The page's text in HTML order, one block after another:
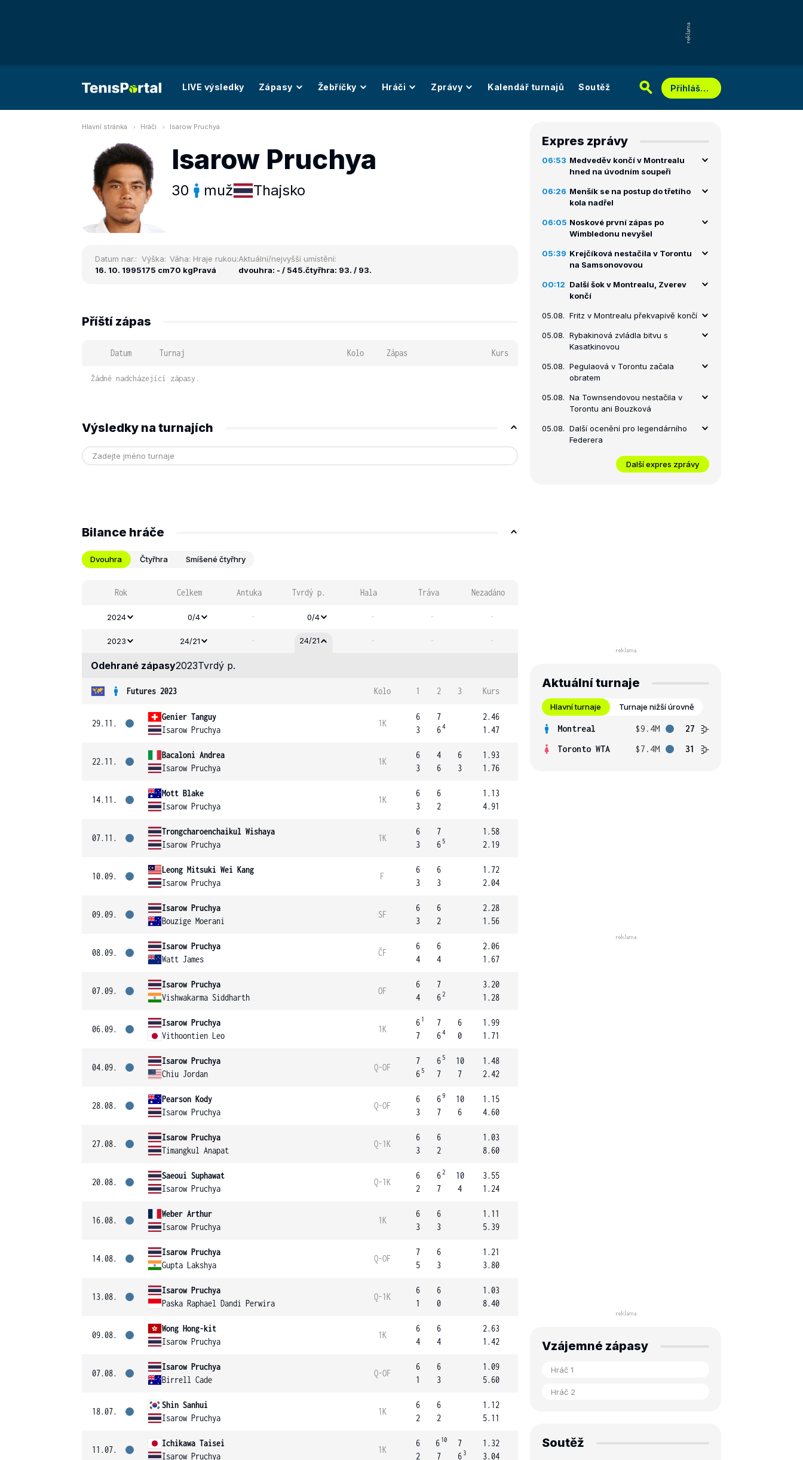
LIVE výsledky Zápasy Žebříčky Hráči Zprávy Kalendář turnajů Soutěž Přihlášení
Hlavní stránka Hráči Isarow Pruchya
Isarow Pruchya
30 muž Thajsko
Datum nar.:
16. 10. 1995
Výška:
175 cm
Váha:
70 kg
Hraje rukou:
Pravá
Aktuální/nejvyšší umístění:
dvouhra: - / 545.čtyřhra: 93. / 93.
Příští zápas
Datum Turnaj Kolo Zápas Kurs
Žádné nadcházející zápasy.
Výsledky na turnajích
Bilance hráče
Dvouhra Čtyřhra Smíšené čtyřhry
Rok Celkem Antuka Tvrdý p. Hala Tráva Nezadáno
2024 0/4 - 0/4 - - -
2023 24/21 - 24/21 - - -
Odehrané zápasy2023Tvrdý p.
Futures 2023 Kolo 1 2 3 Kurs
29.11.
Genier Tanguy
Isarow Pruchya
1K
6
3
7
64
2.46
1.47
22.11.
Bacaloni Andrea
Isarow Pruchya
1K
6
3
4
6
6
3
1.93
1.76
14.11.
Mott Blake
Isarow Pruchya
1K
6
3
6
2
1.13
4.91
07.11.
Trongcharoenchaikul Wishaya
Isarow Pruchya
1K
6
3
7
6 5
1.58
2.19
10.09.
Leong Mitsuki Wei Kang
Isarow Pruchya
F
6
3
6
3
1.72
2.04
09.09.
Isarow Pruchya
Bouzige Moerani
SF
6
3
6
2
2.28
1.56
08.09.
Isarow Pruchya
Watt James
ČF
6
4
6
4
2.06
1.67
07.09.
Isarow Pruchya
Vishwakarma Siddharth
OF
6
4
7
62
3.20
1.28
06.09.
Isarow Pruchya
Vithoontien Leo
1K
6 1
7
7
64
6
0
1.99
1.71
04.09.
Isarow Pruchya
Chiu Jordan
Q-OF
7
6 5
6 5
7
10
7
1.48
2.42
28.08.
Pearson Kody
Isarow Pruchya
Q-OF
6
3
69
7
10
6
1.15
4.60
27.08.
Isarow Pruchya
Timangkul Anapat
Q-1K
6
3
6
2
1.03
8.60
20.08.
Saeoui Suphawat
Isarow Pruchya
Q-1K
6
2
62
7
10
4
3.55
1.24
16.08.
Weber Arthur
Isarow Pruchya
1K
6
3
6
3
1.11
5.39
14.08.
Isarow Pruchya
Gupta Lakshya
Q-OF
7
5
6
3
1.21
3.80
13.08.
Isarow Pruchya
Paska Raphael Dandi Perwira
Q-1K
6
1
6
0
1.03
8.40
09.08.
Wong Hong-kit
Isarow Pruchya
1K
6
4
6
4
2.63
1.42
07.08.
Isarow Pruchya
Birrell Cade
Q-OF
6
1
6
3
1.09
5.60
18.07.
Shin Sanhui
Isarow Pruchya
1K
6
2
6
2
1.12
5.11
11.07.
Ichikawa Taisei
Isarow Pruchya
1K
6
2
6 10
7
7
6 3
1.32
3.04
Expres zprávy
06:53 Medveděv končí v Montrealu
hned na úvodním soupeři
06:26 Menšík se na postup do třetího
kola nadřel
06:05 Noskové první zápas po
Wimbledonu nevyšel
05:39 Krejčíková nestačila v Torontu
na Samsonovovou
00:12 Další šok v Montrealu, Zverev
končí
05.08. Fritz v Montrealu překvapivě končí
05.08. Rybakinová zvládla bitvu s
Kasatkinovou
05.08. Pegulaová v Torontu začala
obratem
05.08. Na Townsendovou nestačila v
Torontu ani Bouzková
05.08. Další ocenění pro legendárního
Federera
Další expres zprávy
Aktuální turnaje
Hlavní turnaje Turnaje nižší úrovně
Montreal $9.4M
27
Toronto WTA
$7.4M 31
Vzájemné zápasy
Soutěž